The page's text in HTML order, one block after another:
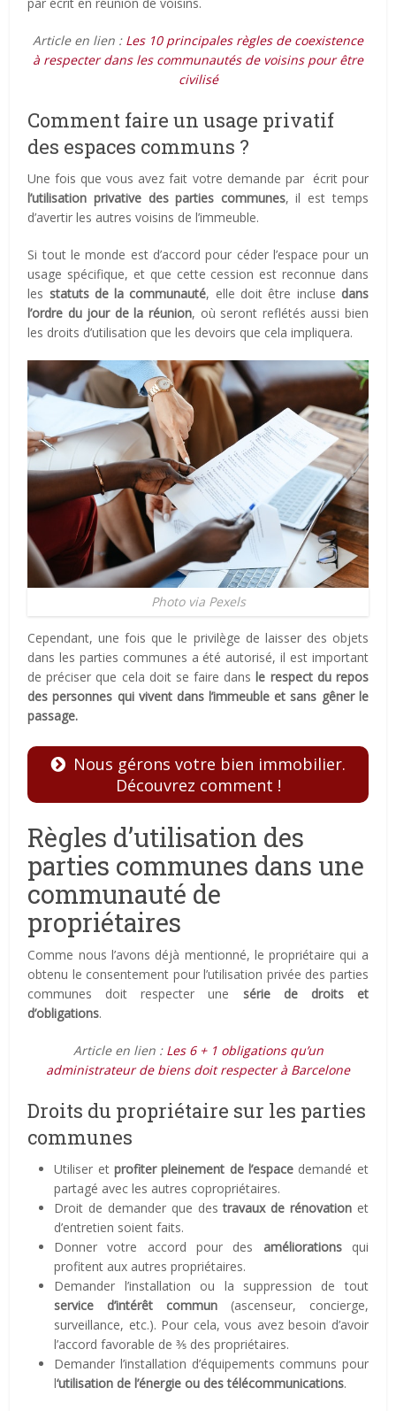
Article en lien : Les 10 principales règles de coexistence
à respecter dans les communautés de voisins pour être
civilisé
Comment faire un usage privatif
des espaces communs ?
Une fois que vous avez fait votre demande par écrit pour
l’utilisation privative des parties communes, il est temps
d’avertir les autres voisins de l’immeuble.
Si tout le monde est d’accord pour céder l’espace pour un
usage spécifique, et que cette cession est reconnue dans
les statuts de la communauté, elle doit être incluse dans
l’ordre du jour de la réunion, où seront reflétés aussi bien
les droits d’utilisation que les devoirs que cela impliquera.
Photo via Pexels
Cependant, une fois que le privilège de laisser des objets
dans les parties communes a été autorisé, il est important
de préciser que cela doit se faire dansle respect du repos
des personnes qui vivent dans l’immeuble et sans gêner le
passage.
Nous gérons votre bien immobilier.
Découvrez comment !
Règles d’utilisation des
parties communes dans une
communauté de
propriétaires
Comme nous l’avons déjà mentionné, le propriétaire qui a
obtenu le consentement pour l’utilisation privée des parties
communes doit respecter une série de droits et
d’obligations.
Article en lien : Les 6 + 1 obligations qu’un
administrateur de biens doit respecter à Barcelone
Droits du propriétaire sur les parties
communes
Utiliser et profiter pleinement de l’espace demandé et
partagé avec les autres copropriétaires.
Droit de demander que destravaux de rénovationet
d’entretien soient faits.
Donner votre accord pour des améliorationsqui
profitent aux autres propriétaires.
Demander l’installation ou la suppression de tout
service d’intérêt commun (ascenseur, concierge,
surveillance, etc.). Pour cela, vous avez besoin d’avoir
l’accord favorable de ⅗ des propriétaires.
Demander l’installation d’équipements communs pour
l‘utilisation de l’énergie ou des télécommunications.